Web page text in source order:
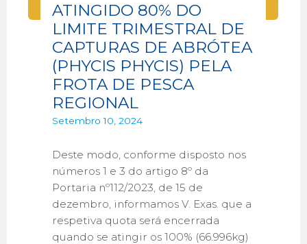
ATINGIDO 80% DO
LIMITE TRIMESTRAL DE
CAPTURAS DE ABRÓTEA
(PHYCIS PHYCIS) PELA
FROTA DE PESCA
REGIONAL
Setembro 10, 2024
Deste modo, conforme disposto nos
números 1 e 3 do artigo 8º da
Portaria nº112/2023, de 15 de
dezembro, informamos V. Exas. que a
respetiva quota será encerrada
quando se atingir os 100% (66.996kg)